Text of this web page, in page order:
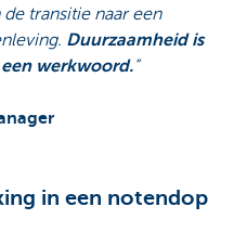
transitie naar een
Duurzaamheid is
werkwoord.”
in een notendop